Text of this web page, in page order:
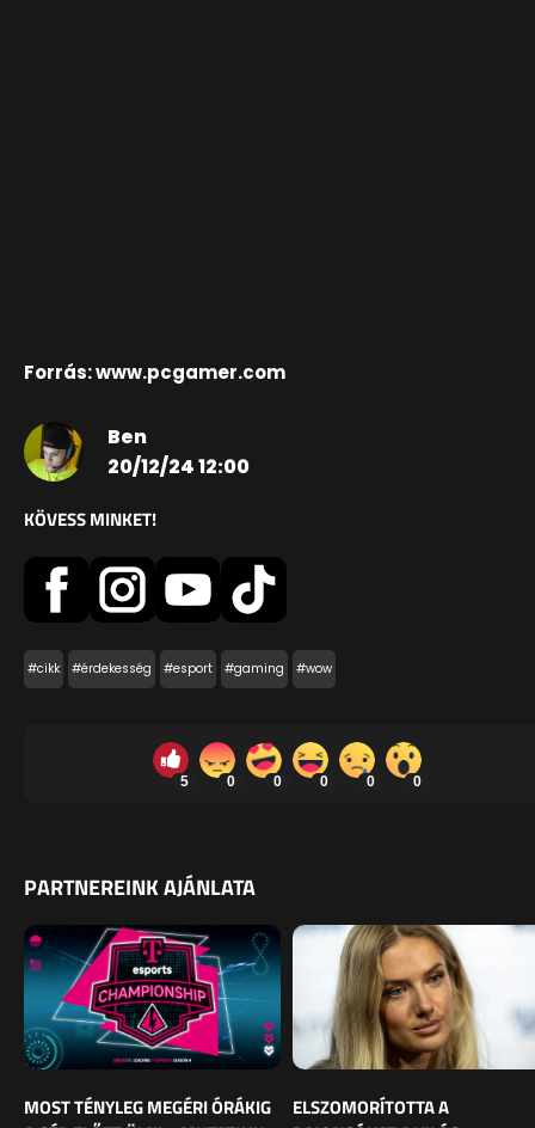
Forrás: www.pcgamer.com
Ben
20/12/24 12:00
KÖVESS MINKET!
#cikk #érdekesség #esport #gaming #wow
5 0 0 0 0 0
PARTNEREINK AJÁNLATA
MOST TÉNYLEG MEGÉRI ÓRÁKIG
ELSZOMORÍTOTTA A